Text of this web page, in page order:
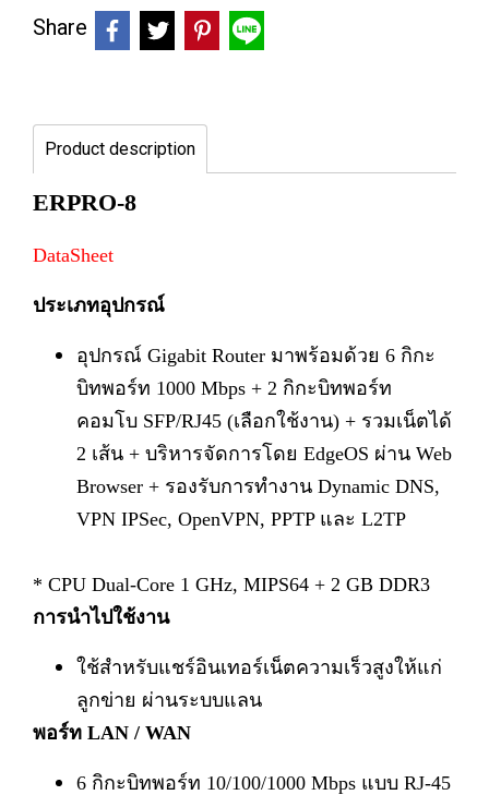
Share
Product description
ERPRO-8
DataSheet
ประเภทอุปกรณ์
อุปกรณ์ Gigabit Router มาพร้อมด้วย 6 กิกะ
บิทพอร์ท 1000 Mbps + 2 กิกะบิทพอร์ท
คอมโบ SFP/RJ45 (เลือกใช้งาน) + รวมเน็ตได้
2 เส้น + บริหารจัดการโดย EdgeOS ผ่าน Web
Browser + รองรับการทำงาน Dynamic DNS,
VPN IPSec, OpenVPN, PPTP และ L2TP
* CPU Dual-Core 1 GHz, MIPS64 + 2 GB DDR3
การนำไปใช้งาน
ใช้สำหรับแชร์อินเทอร์เน็ตความเร็วสูงให้แก่
ลูกข่าย ผ่านระบบแลน
พอร์ท LAN / WAN
6 กิกะบิทพอร์ท 10/100/1000 Mbps แบบ RJ-45